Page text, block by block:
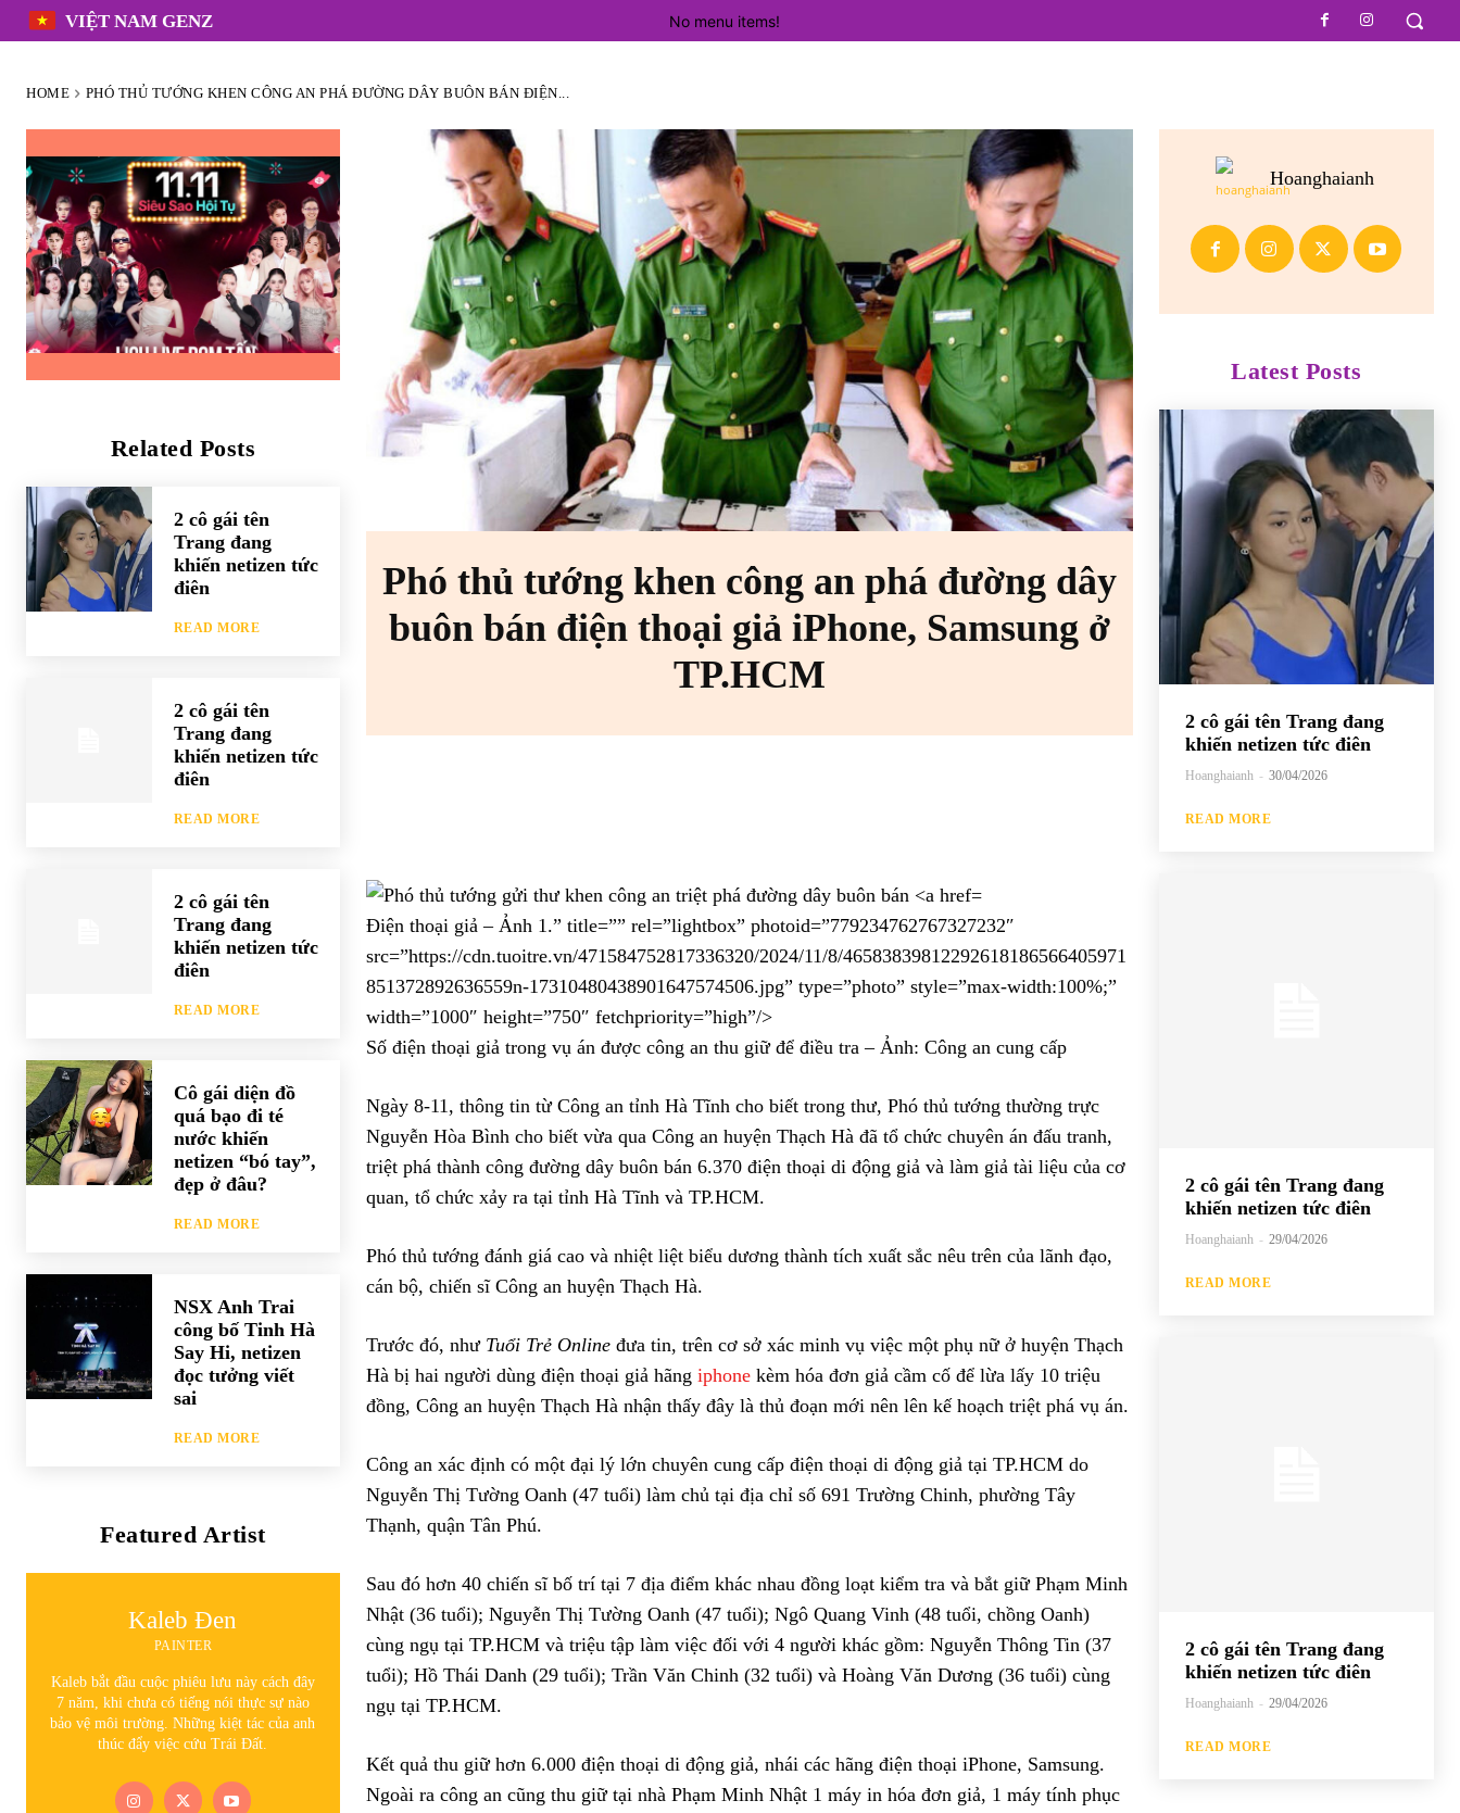
VIỆT NAM GENZ No menu items!
HOME PHÓ THỦ TƯỚNG KHEN CÔNG AN PHÁ ĐƯỜNG DÂY BUÔN BÁN ĐIỆN...
Related Posts
2 cô gái tên
Trang đang
khiến netizen tức
điên
READ MORE
2 cô gái tên
Trang đang
khiến netizen tức
điên
READ MORE
2 cô gái tên
Trang đang
khiến netizen tức
điên
READ MORE
Cô gái diện đồ
quá bạo đi té
nước khiến
netizen “bó tay”,
đẹp ở đâu?
READ MORE
NSX Anh Trai
công bố Tinh Hà
Say Hi, netizen
đọc tưởng viết
sai
READ MORE
Featured Artist
Kaleb Đen
PAINTER
Kaleb bắt đầu cuộc phiêu lưu này cách đây
7 năm, khi chưa có tiếng nói thực sự nào
bảo vệ môi trường. Những kiệt tác của anh
thúc đẩy việc cứu Trái Đất.
Phó thủ tướng khen công an phá đường dây
buôn bán điện thoại giả iPhone, Samsung ở
TP.HCM
Điện thoại giả – Ảnh 1.” title=”” rel=”lightbox” photoid=”779234762767327232″
src=”https://cdn.tuoitre.vn/471584752817336320/2024/11/8/46583839812292618186566405971
851372892636559n-17310480438901647574506.jpg” type=”photo” style=”max-width:100%;”
width=”1000″ height=”750″ fetchpriority=”high”/>
Số điện thoại giả trong vụ án được công an thu giữ để điều tra – Ảnh: Công an cung cấp
Ngày 8-11, thông tin từ Công an tỉnh Hà Tĩnh cho biết trong thư, Phó thủ tướng thường trực
Nguyễn Hòa Bình cho biết vừa qua Công an huyện Thạch Hà đã tổ chức chuyên án đấu tranh,
triệt phá thành công đường dây buôn bán 6.370 điện thoại di động giả và làm giả tài liệu của cơ
quan, tổ chức xảy ra tại tỉnh Hà Tĩnh và TP.HCM.
Phó thủ tướng đánh giá cao và nhiệt liệt biểu dương thành tích xuất sắc nêu trên của lãnh đạo,
cán bộ, chiến sĩ Công an huyện Thạch Hà.
Trước đó, như Tuổi Trẻ Onlineđưa tin, trên cơ sở xác minh vụ việc một phụ nữ ở huyện Thạch
Hà bị hai người dùng điện thoại giả hãng iphonekèm hóa đơn giả cầm cố để lừa lấy 10 triệu
đồng, Công an huyện Thạch Hà nhận thấy đây là thủ đoạn mới nên lên kế hoạch triệt phá vụ án.
Công an xác định có một đại lý lớn chuyên cung cấp điện thoại di động giả tại TP.HCM do
Nguyễn Thị Tường Oanh (47 tuổi) làm chủ tại địa chỉ số 691 Trường Chinh, phường Tây
Thạnh, quận Tân Phú.
Sau đó hơn 40 chiến sĩ bố trí tại 7 địa điểm khác nhau đồng loạt kiểm tra và bắt giữ Phạm Minh
Nhật (36 tuổi); Nguyễn Thị Tường Oanh (47 tuổi); Ngô Quang Vinh (48 tuổi, chồng Oanh)
cùng ngụ tại TP.HCM và triệu tập làm việc đối với 4 người khác gồm: Nguyễn Thông Tin (37
tuổi); Hồ Thái Danh (29 tuổi); Trần Văn Chinh (32 tuổi) và Hoàng Văn Dương (36 tuổi) cùng
ngụ tại TP.HCM.
Kết quả thu giữ hơn 6.000 điện thoại di động giả, nhái các hãng điện thoại iPhone, Samsung.
Ngoài ra công an cũng thu giữ tại nhà Phạm Minh Nhật 1 máy in hóa đơn giả, 1 máy tính phục
Hoanghaianh
Latest Posts
2 cô gái tên Trang đang
khiến netizen tức điên
Hoanghaianh - 30/04/2026
READ MORE
2 cô gái tên Trang đang
khiến netizen tức điên
Hoanghaianh - 29/04/2026
READ MORE
2 cô gái tên Trang đang
khiến netizen tức điên
Hoanghaianh - 29/04/2026
READ MORE